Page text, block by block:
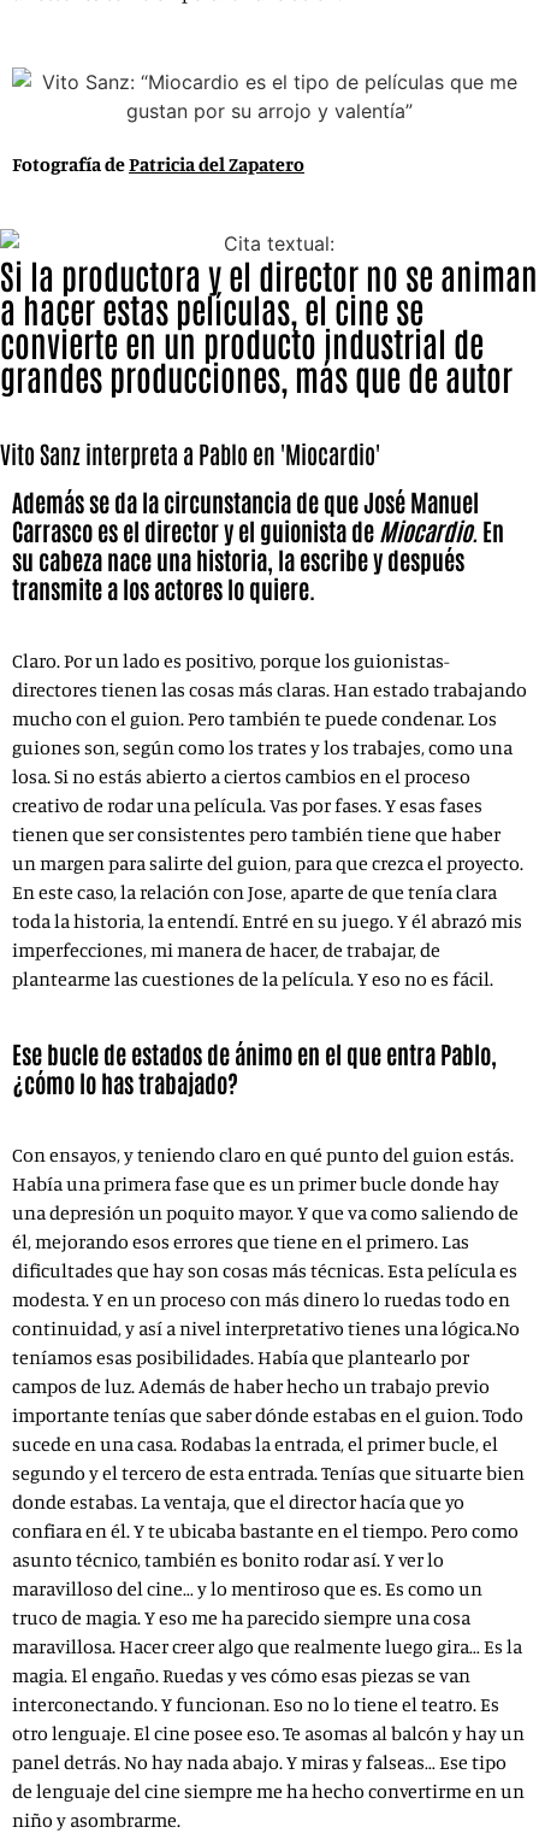
Fotografía dePatricia del Zapatero
Si la productora y el director no se animan
a hacer estas películas, el cine se
convierte en un producto industrial de
grandes producciones, más que de autor
Vito Sanz interpreta a Pablo en 'Miocardio'
Además se da la circunstancia de que José Manuel
Carrasco es el director y el guionista de Miocardio. En
su cabeza nace una historia, la escribe y después
transmite a los actores lo quiere.
Claro. Por un lado es positivo, porque los guionistas-
directores tienen las cosas más claras. Han estado trabajando
mucho con el guion. Pero también te puede condenar. Los
guiones son, según como los trates y los trabajes, como una
losa. Si no estás abierto a ciertos cambios en el proceso
creativo de rodar una película. Vas por fases. Y esas fases
tienen que ser consistentes pero también tiene que haber
un margen para salirte del guion, para que crezca el proyecto.
En este caso, la relación con Jose, aparte de que tenía clara
toda la historia, la entendí. Entré en su juego. Y él abrazó mis
imperfecciones, mi manera de hacer, de trabajar, de
plantearme las cuestiones de la película. Y eso no es fácil.
Ese bucle de estados de ánimo en el que entra Pablo,
¿cómo lo has trabajado?
Con ensayos, y teniendo claro en qué punto del guion estás.
Había una primera fase que es un primer bucle donde hay
una depresión un poquito mayor. Y que va como saliendo de
él, mejorando esos errores que tiene en el primero. Las
dificultades que hay son cosas más técnicas. Esta película es
modesta. Y en un proceso con más dinero lo ruedas todo en
continuidad, y así a nivel interpretativo tienes una lógica.No
teníamos esas posibilidades. Había que plantearlo por
campos de luz. Además de haber hecho un trabajo previo
importante tenías que saber dónde estabas en el guion. Todo
sucede en una casa. Rodabas la entrada, el primer bucle, el
segundo y el tercero de esta entrada. Tenías que situarte bien
donde estabas. La ventaja, que el director hacía que yo
confiara en él. Y te ubicaba bastante en el tiempo. Pero como
asunto técnico, también es bonito rodar así. Y ver lo
maravilloso del cine… y lo mentiroso que es. Es como un
truco de magia. Y eso me ha parecido siempre una cosa
maravillosa. Hacer creer algo que realmente luego gira… Es la
magia. El engaño. Ruedas y ves cómo esas piezas se van
interconectando. Y funcionan. Eso no lo tiene el teatro. Es
otro lenguaje. El cine posee eso. Te asomas al balcón y hay un
panel detrás. No hay nada abajo. Y miras y falseas… Ese tipo
de lenguaje del cine siempre me ha hecho convertirme en un
niño y asombrarme.